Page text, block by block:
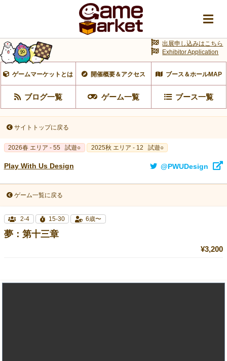
ゲームマーケットとは 開催概要＆アクセス ブース＆ホールMAP
ブログ一覧 ゲーム一覧 ブース一覧
出展申し込みはこちら
Exhibitor Application
サイトトップに戻る
2026春 エリア - 55 試遊○ 2025秋 エリア - 12 試遊○
Play With Us Design @PWUDesign
ゲーム一覧に戻る
2-4 15-30 6歳〜
夢：第十三章
¥3,200